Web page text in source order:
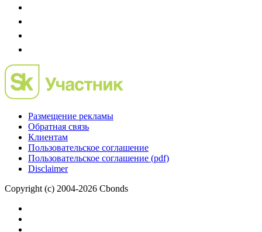
Размещение рекламы
Обратная связь
Клиентам
Пользовательское соглашение
Пользовательское соглашение (pdf)
Disclaimer
Copyright (c) 2004-2026 Cbonds